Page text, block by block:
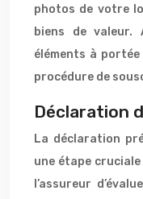
photos de votre
biens de valeur.
éléments à
procédure de
Déclaration
La déclaration
une étape
l’assureur